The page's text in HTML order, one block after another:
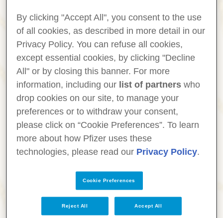
spytt, og viruset overføres
umiddelbart når flåtten biter. Derfor
reduserer det ikke risikoen for TBE å
fjerne flåtten raskt.
Tidlige symptomer– Hos noen
personer kan TBE‑infeksjon vise seg
etter 1–2 uker med influensalignende
symptomer som hodepine, feber og
muskelsmerter. Symptomene
forsvinner vanligvis etter noen få
dager.
Langvarige konsekvenser–
Hos noen få kan TBE‑infeksjonen spre
seg til hjernen. Etter de første,
By clicking "Accept All", you consent to the use
of all cookies, as described in more detail in our
Privacy Policy. You can refuse all cookies,
except essential cookies, by clicking "Decline
All" or by closing this banner. For more
information, including our list of partners who
drop cookies on our site, to manage your
preferences or to withdraw your consent,
please click on “Cookie Preferences”. To learn
more about how Pfizer uses these
technologies, please read our Privacy Policy.
Cookie Preferences
Reject All Accept All